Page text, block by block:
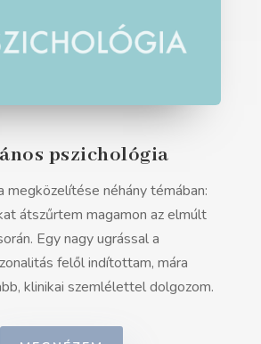
pszichológia
megközelítése néhány témában:
átszűrtem magamon az elmúlt
Egy nagy ugrással a
felől indítottam, mára
klinikai szemlélettel dolgozom.